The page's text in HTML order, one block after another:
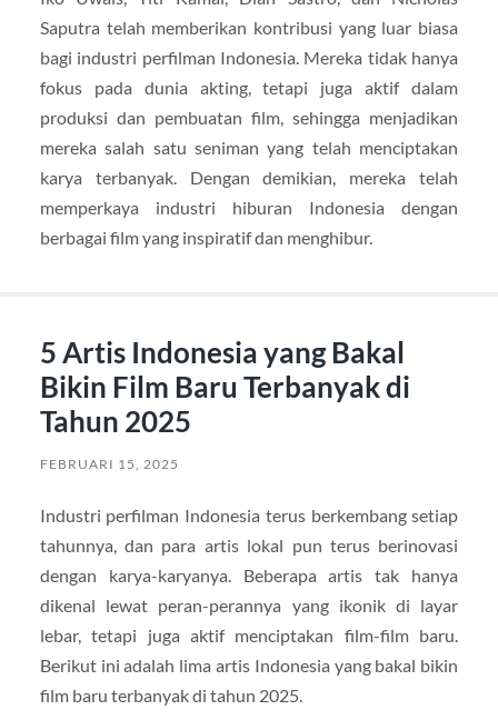
Saputra telah memberikan kontribusi yang luar biasa
bagi industri perfilman Indonesia. Mereka tidak hanya
fokus pada dunia akting, tetapi juga aktif dalam
produksi dan pembuatan film, sehingga menjadikan
mereka salah satu seniman yang telah menciptakan
karya terbanyak. Dengan demikian, mereka telah
memperkaya industri hiburan Indonesia dengan
berbagai film yang inspiratif dan menghibur.
5 Artis Indonesia yang Bakal
Bikin Film Baru Terbanyak di
Tahun 2025
FEBRUARI 15, 2025
Industri perfilman Indonesia terus berkembang setiap
tahunnya, dan para artis lokal pun terus berinovasi
dengan karya-karyanya. Beberapa artis tak hanya
dikenal lewat peran-perannya yang ikonik di layar
lebar, tetapi juga aktif menciptakan film-film baru.
Berikut ini adalah lima artis Indonesia yang bakal bikin
film baru terbanyak di tahun 2025.